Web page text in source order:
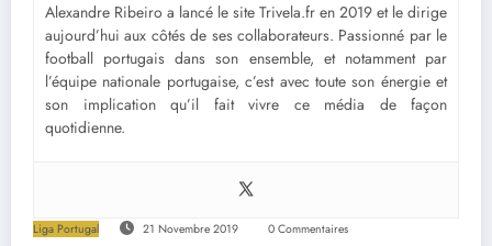
Alexandre Ribeiro a lancé le site Trivela.fr en 2019 et le dirige
aujourd’hui aux côtés de ses collaborateurs. Passionné par le
football portugais dans son ensemble, et notamment par
l’équipe nationale portugaise, c’est avec toute son énergie et
son implication qu’il fait vivre ce média de façon
quotidienne.
Liga Portugal 21 Novembre 2019 0 Commentaires